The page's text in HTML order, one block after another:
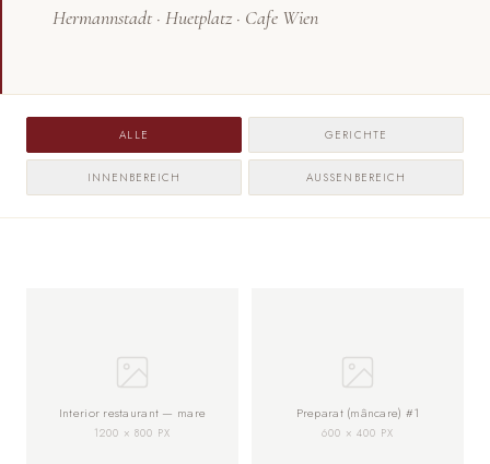
Hermannstadt · Huetplatz · Cafe Wien
ALLE GERICHTE
INNENBEREICH AUSSENBEREICH
Interior restaurant — mare
1200 × 800 PX
Preparat (mâncare) #1
600 × 400 PX